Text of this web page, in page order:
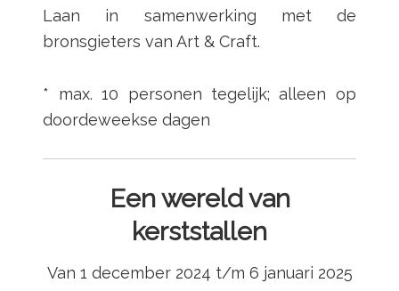
Laan in samenwerking met de
bronsgieters van Art & Craft.
* max. 10 personen tegelijk; alleen op
doordeweekse dagen
Een wereld van
kerststallen
Van 1 december 2024 t/m 6 januari 2025